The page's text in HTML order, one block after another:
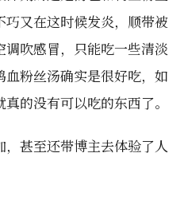
又在这时候发炎，顺带被
吹感冒，只能吃一些清淡
粉丝汤确实是很好吃，如
的没有可以吃的东西了。
甚至还带博主去体验了人